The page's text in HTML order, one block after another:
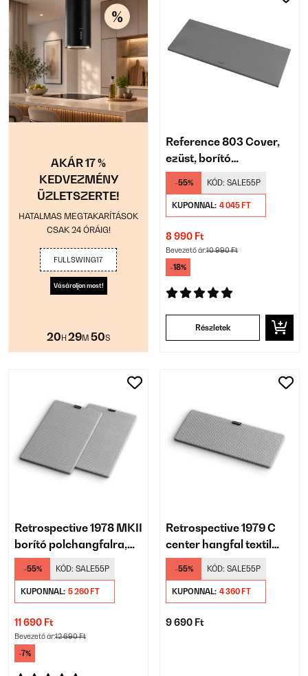
AKÁR 17 %
KEDVEZMÉNY
ÜZLETSZERTE!
HATALMAS MEGTAKARÍTÁSOK
CSAK 24 ÓRÁIG!
FULLSWING17
Vásároljon most!
20 H 29M 49S
Reference 803 Cover,
ezüst, borító
toronyhangfalra
-55% KÓD: SALE55P
KUPONNAL: 4 045 FT
8 990 Ft
Bevezető ár:10 990 Ft
-18%
Részletek
Retrospective 1978 MKII
borító polchangfalra,
pár, szürke
-55% KÓD: SALE55P
KUPONNAL: 5 260 FT
11 690 Ft
Bevezető ár:12 690 Ft
-7%
Retrospective 1979 C
center hangfal textil
burkolat, 2 darab,
szürke
-55% KÓD: SALE55P
KUPONNAL: 4 360 FT
9 690 Ft